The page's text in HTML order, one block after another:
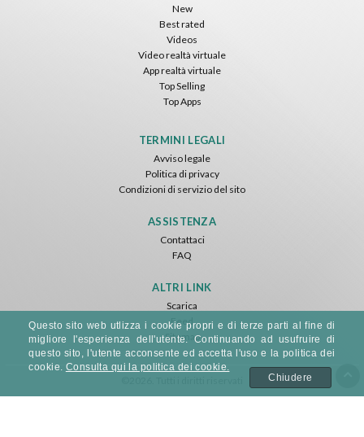
New
Best rated
Videos
Video realtà virtuale
App realtà virtuale
Top Selling
Top Apps
TERMINI LEGALI
Avviso legale
Politica di privacy
Condizioni di servizio del sito
ASSISTENZA
Contattaci
FAQ
ALTRI LINK
Scarica
Feed
Sitemap
Questo sito web utlizza i cookie propri e di terze parti al fine di
migliore l'esperienza dell'utente. Continuando ad usufruire di
questo sito, l'utente acconsente ed accetta l'uso e la politica dei
cookie. Consulta qui la politica dei cookie.
Chiudere